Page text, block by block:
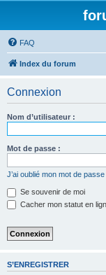
FAQ
Index du forum
Connexion
Nom d’utilisateur :
Mot de passe :
J’ai oublié mon mot de passe
Se souvenir de moi
Cacher mon statut en
S’ENREGISTRER